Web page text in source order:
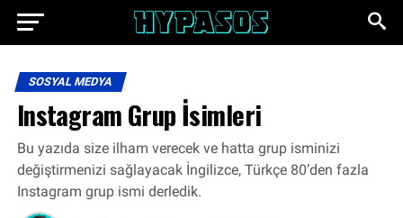
SOSYAL MEDYA
Instagram Grup İsimleri
Bu yazıda size ilham verecek ve hatta grup isminizi
değiştirmenizi sağlayacak İngilizce, Türkçe 80’den fazla
Instagram grup ismi derledik.